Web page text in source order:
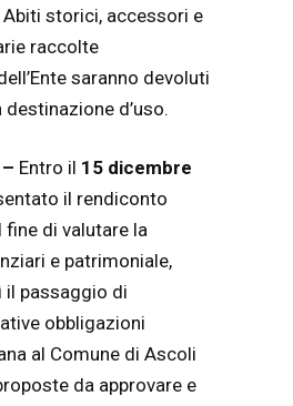
storici, accessori e
raccolte
saranno devoluti
d’uso.
Entro il 15 dicembre
il rendiconto
fine di valutare la
e patrimoniale,
il passaggio di
obbligazioni
al Comune di Ascoli
da approvare e